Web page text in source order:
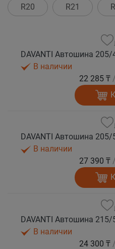
R20
R21
В наличии
22 285 ₸
В наличии
27 390 ₸
В наличии
24 300 ₸